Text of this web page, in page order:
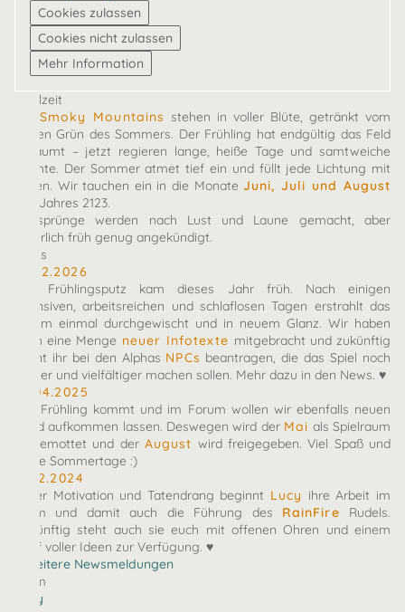
Spielzeit
DieSmoky Mountains stehen in voller Blüte, getränkt vom
satten Grün des Sommers. Der Frühling hat endgültig das Feld
geräumt – jetzt regieren lange, heiße Tage und samtweiche
Nächte. Der Sommer atmet tief ein und füllt jede Lichtung mit
Leben. Wir tauchen ein in die MonateJuni, Juli und August
des Jahres 2123.
Zeitsprünge werden nach Lust und Laune gemacht, aber
natürlich früh genug angekündigt.
News
10.02.2026
Der Frühlingsputz kam dieses Jahr früh. Nach einigen
intensiven, arbeitsreichen und schlaflosen Tagen erstrahlt das
Forum einmal durchgewischt und in neuem Glanz. Wir haben
euch eine Menge neuer Infotexte mitgebracht und zukünftig
könnt ihr bei den Alphas NPCs beantragen, die das Spiel noch
bunter und vielfältiger machen sollen. Mehr dazu in den News. ♥
27.04.2025
Der Frühling kommt und im Forum wollen wir ebenfalls neuen
Wind aufkommen lassen. Deswegen wird der Mai als Spielraum
eingemottet und derAugust wird freigegeben. Viel Spaß und
heiße Sommertage :)
07.12.2024
Voller Motivation und Tatendrang beginnt Lucy ihre Arbeit im
Team und damit auch die Führung des RainFire Rudels.
Zukünftig steht auch sie euch mit offenen Ohren und einem
Kopf voller Ideen zur Verfügung. ♥
» Weitere Newsmeldungen
Team
arby